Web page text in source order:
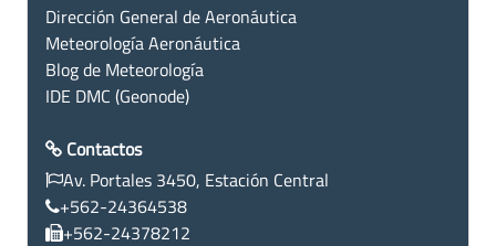
Dirección General de Aeronáutica
Meteorología Aeronáutica
Blog de Meteorología
IDE DMC (Geonode)
Contactos
Av. Portales 3450, Estación Central
+562-24364538
+562-24378212